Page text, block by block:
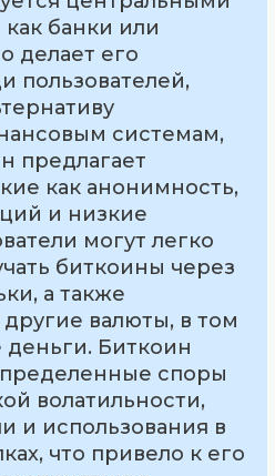
банки или
делает его
пользователей,
системам,
предлагает
как анонимность,
и низкие
могут легко
биткоины через
а также
валюты, в том
Биткоин
споры
волатильности,
и использования в
что привело к его